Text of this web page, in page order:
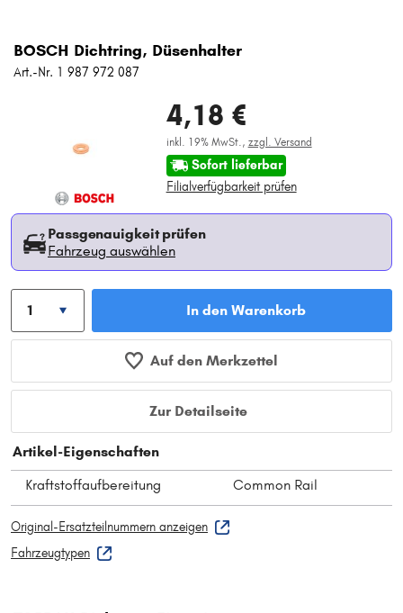
BOSCH Dichtring, Düsenhalter
Art.-Nr. 1 987 972 087
4,18 €
inkl. 19% MwSt., zzgl. Versand
Sofort lieferbar
Filialverfügbarkeit prüfen
Passgenauigkeit prüfen
Fahrzeug auswählen
In den Warenkorb
Auf den Merkzettel
Zur Detailseite
Artikel-Eigenschaften
Kraftstoffaufbereitung
Common Rail
Original-Ersatzteilnummern anzeigen
Fahrzeugtypen